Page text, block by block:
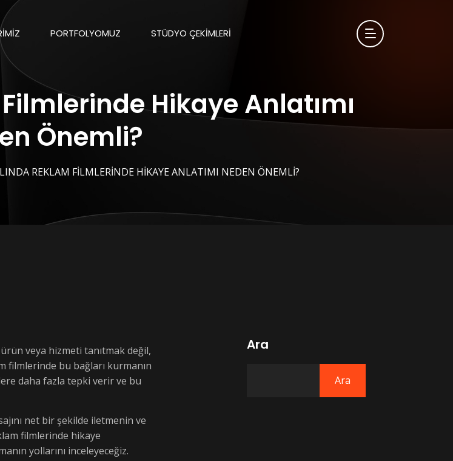
PORTFOLYOMUZ STÜDYO ÇEKIMLERI
Hikaye Anlatımı
Önemli?
REKLAM FILMLERINDE HIKAYE ANLATIMI NEDEN ÖNEMLI?
veya hizmeti tanıtmak değil,
filmlerinde bu bağları kurmanın
daha fazla tepki verir ve bu
net bir şekilde iletmenin ve
filmlerinde hikaye
yollarını inceleyeceğiz.
Ara
Ara